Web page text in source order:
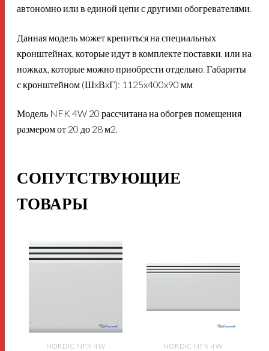
автономно или в единой цепи с другими обогревателями.
Данная модель может крепиться на специальных
кронштейнах, которые идут в комплекте поставки, или на
ножках, которые можно приобрести отдельно. Габариты
с кронштейном (ШxВxГ): 1125x400x90 мм
Модель NFK 4W 20 рассчитана на обогрев помещения
размером от 20 до 28 м2.
СОПУТСТВУЮЩИЕ
ТОВАРЫ
NORDIC NFK 4W NORDIC NFK 4W